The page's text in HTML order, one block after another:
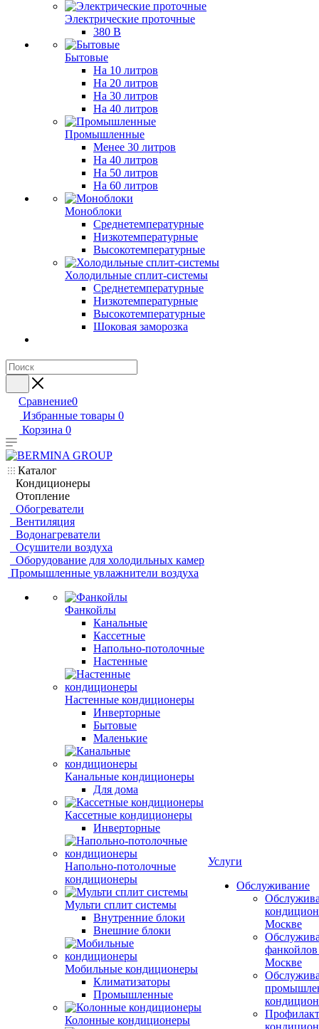
Электрические проточные
380 В
Бытовые
На 10 литров
На 20 литров
На 30 литров
На 40 литров
Промышленные
Менее 30 литров
На 40 литров
На 50 литров
На 60 литров
Моноблоки
Среднетемпературные
Низкотемпературные
Высокотемпературные
Холодильные сплит-системы
Среднетемпературные
Низкотемпературные
Высокотемпературные
Шоковая заморозка
Сравнение0
Избранные товары 0
Корзина 0
Каталог
Кондиционеры
Отопление
Обогреватели
Вентиляция
Водонагреватели
Осушители воздуха
Оборудование для холодильных камер
Промышленные увлажнители воздуха
Фанкойлы
Канальные
Кассетные
Напольно-потолочные
Настенные
Настенные кондиционеры
Инверторные
Бытовые
Маленькие
Канальные кондиционеры
Для дома
Кассетные кондиционеры
Инверторные
Напольно-потолочные
кондиционеры
Мульти сплит системы
Внутренние блоки
Внешние блоки
Мобильные кондиционеры
Климатизаторы
Промышленные
Колонные кондиционеры
Услуги
Обслуживание
Москве
Москве